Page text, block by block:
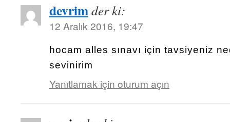
devrimder ki:
12 Aralık 2016, 19:47
hocam alles sınavı için tavsiyeniz
sevinirim
Yanıtlamak için oturum açın